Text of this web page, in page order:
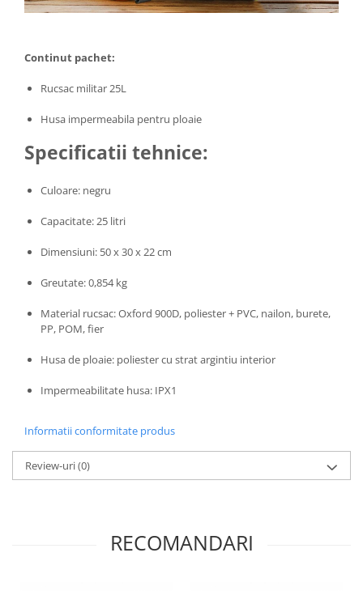
Continut pachet:
Rucsac militar 25L
Husa impermeabila pentru ploaie
Specificatii tehnice:
Culoare: negru
Capacitate: 25 litri
Dimensiuni: 50 x 30 x 22 cm
Greutate: 0,854 kg
Material rucsac: Oxford 900D, poliester + PVC, nailon, burete,
PP, POM, fier
Husa de ploaie: poliester cu strat argintiu interior
Impermeabilitate husa: IPX1
Informatii conformitate produs
Review-uri(0)
RECOMANDARI